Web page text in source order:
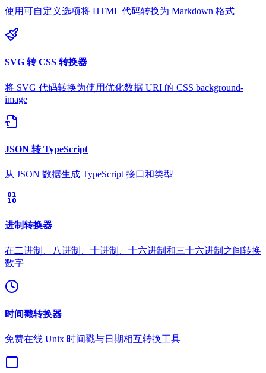
使用可自定义选项将 HTML 代码转换为 Markdown 格式
SVG 转 CSS 转换器
将 SVG 代码转换为使用优化数据 URI 的 CSS background-
image
JSON 转 TypeScript
从 JSON 数据生成 TypeScript 接口和类型
进制转换器
在二进制、八进制、十进制、十六进制和三十六进制之间转换
数字
时间戳转换器
免费在线 Unix 时间戳与日期相互转换工具